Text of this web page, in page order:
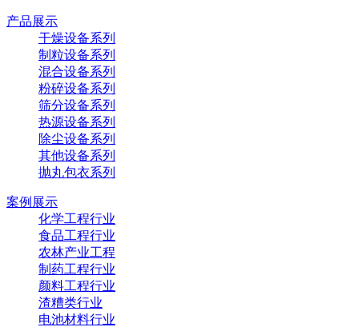
产品展示
干燥设备系列
制粒设备系列
混合设备系列
粉碎设备系列
筛分设备系列
热源设备系列
除尘设备系列
其他设备系列
抛丸包衣系列
案例展示
化学工程行业
食品工程行业
农林产业工程
制药工程行业
颜料工程行业
渣糟类行业
电池材料行业